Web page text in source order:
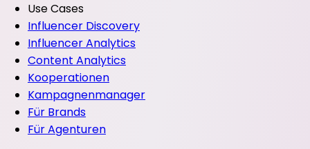
Use Cases
Influencer Discovery
Influencer Analytics
Content Analytics
Kooperationen
Kampagnenmanager
Für Brands
Für Agenturen